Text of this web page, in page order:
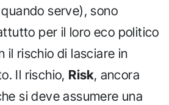
serve), sono
per il loro eco politico
il rischio di lasciare in
Il rischio, Risk, ancora
si deve assumere una